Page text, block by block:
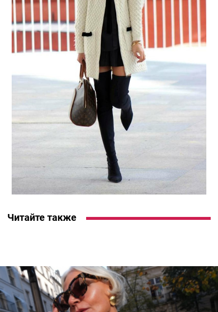
Читайте также